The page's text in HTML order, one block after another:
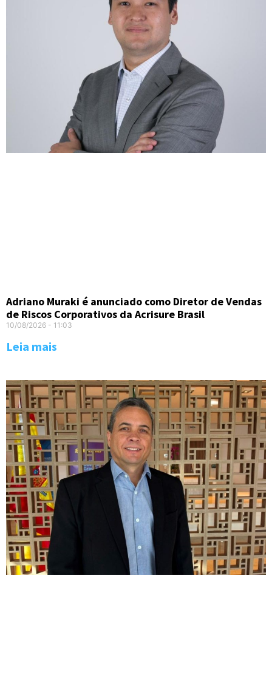
Adriano Muraki é anunciado como Diretor de Vendas
de Riscos Corporativos da Acrisure Brasil
10/08/2026 11:03
Leia mais